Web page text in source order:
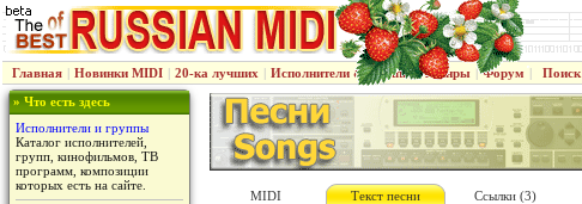
Главная | Новинки MIDI | 20-ка лучших | Исполнители & группы | Жанры | Форум | Поиск
» Что есть здесь
Исполнители и группы
Каталог исполнителей,
групп, кинофильмов, ТВ
программ, композиции
которых есть на сайте.
MIDI Текст песни Ссылки (3)